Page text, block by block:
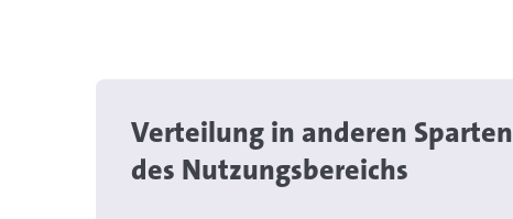
Verteilung in anderen Sparten
des Nutzungsbereichs